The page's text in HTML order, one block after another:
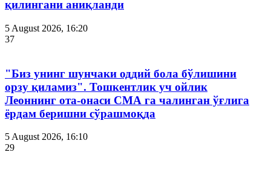
қилингани аниқланди
5 August 2026, 16:20
37
"Биз унинг шунчаки оддий бола бўлишини
орзу қиламиз". Тошкентлик уч ойлик
Леоннинг ота-онаси СМА га чалинган ўғлига
ёрдам беришни сўрашмоқда
5 August 2026, 16:10
29